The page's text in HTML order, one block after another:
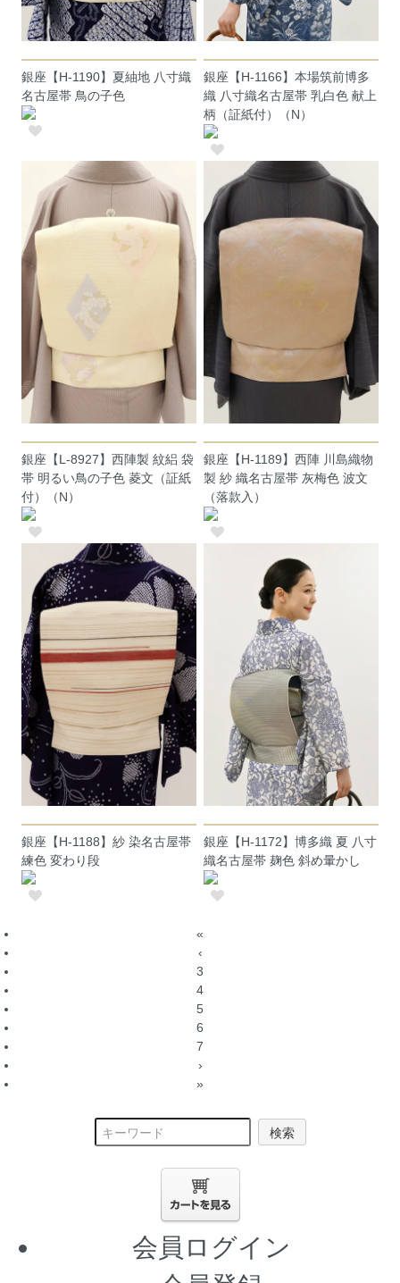
銀座【H-1190】夏紬地 八寸織
名古屋帯 鳥の子色
銀座【H-1166】本場筑前博多
織 八寸織名古屋帯 乳白色 献上
柄（証紙付）（N）
銀座【L-8927】西陣製 紋絽 袋
帯 明るい鳥の子色 菱文（証紙
付）（N）
銀座【H-1189】西陣 川島織物
製 紗 織名古屋帯 灰梅色 波文
（落款入）
銀座【H-1188】紗 染名古屋帯
練色 変わり段
銀座【H-1172】博多織 夏 八寸
織名古屋帯 麹色 斜め暈かし
«
‹
3
4
5
6
7
›
»
検索
会員ログイン